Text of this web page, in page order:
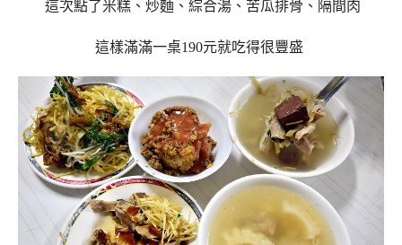
這次點了米糕、炒麵、綜合湯、苦瓜排骨、隔間肉
這樣滿滿一桌190元就吃得很豐盛